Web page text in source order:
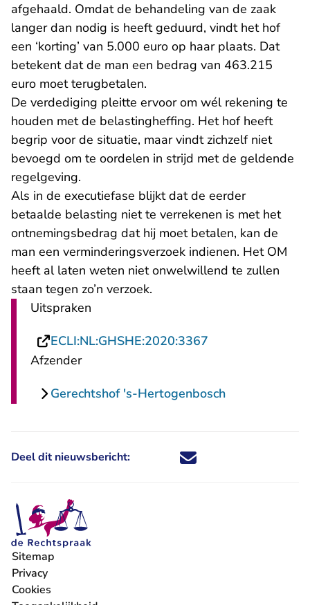
afgehaald. Omdat de behandeling van de zaak
langer dan nodig is heeft geduurd, vindt het hof
een ‘korting’ van 5.000 euro op haar plaats. Dat
betekent dat de man een bedrag van 463.215
euro moet terugbetalen.
De verdediging pleitte ervoor om wél rekening te
houden met de belastingheffing. Het hof heeft
begrip voor de situatie, maar vindt zichzelf niet
bevoegd om te oordelen in strijd met de geldende
regelgeving.
Als in de executiefase blijkt dat de eerder
betaalde belasting niet te verrekenen is met het
ontnemingsbedrag dat hij moet betalen, kan de
man een verminderingsverzoek indienen. Het OM
heeft al laten weten niet onwelwillend te zullen
staan tegen zo’n verzoek.
Uitspraken
ECLI:NL:GHSHE:2020:3367
Afzender
Gerechtshof 's-Hertogenbosch
Deel dit nieuwsbericht: Deel dit nieuwsbericht via X -
Deel dit nieuwsbericht via
Deel dit nieuwsbericht
Deel dit
Sitemap
Privacy
Cookies